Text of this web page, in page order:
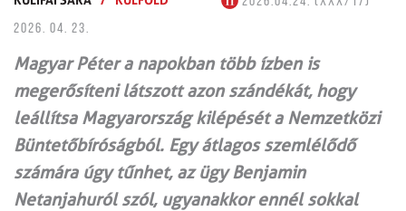
2026. 04. 23.
Magyar Péter a napokban több ízben is
megerősíteni látszott azon szándékát, hogy
leállítsa Magyarország kilépését a Nemzetközi
Büntetőbíróságból. Egy átlagos szemlélődő
számára úgy tűnhet, az ügy Benjamin
Netanjahuról szól, ugyanakkor ennél sokkal